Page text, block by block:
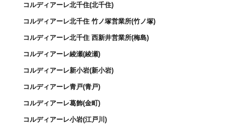
コルディアーレ北千住(北千住)
コルディアーレ北千住 竹ノ塚営業所(竹ノ塚)
コルディアーレ北千住 西新井営業所(梅島)
コルディアーレ綾瀬(綾瀬)
コルディアーレ新小岩(新小岩)
コルディアーレ青戸(青戸)
コルディアーレ葛飾(金町)
コルディアーレ小岩(江戸川)